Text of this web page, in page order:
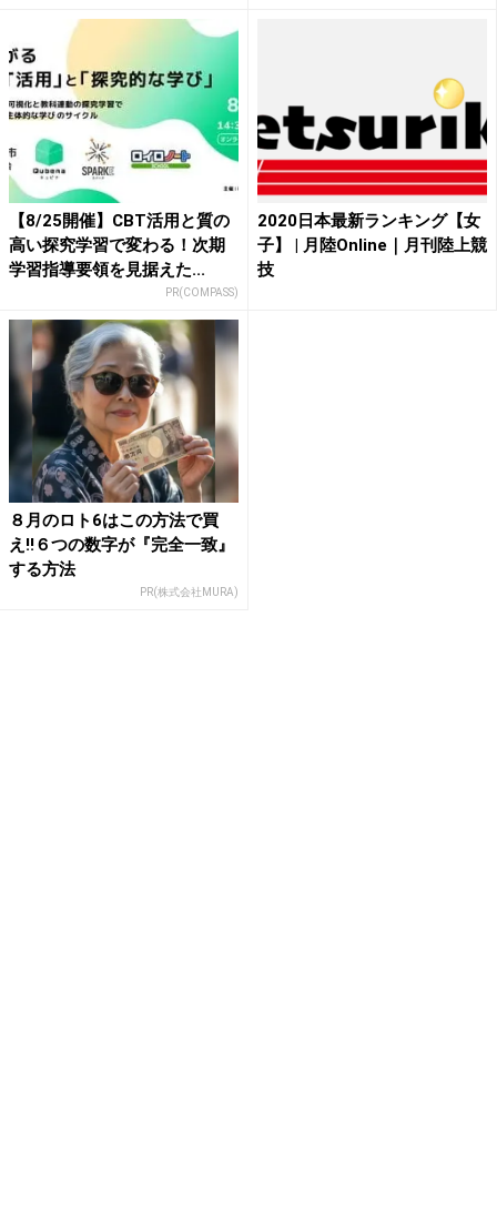
【8/25開催】CBT活用と質の
高い探究学習で変わる！次期
学習指導要領を見据えた...
PR(COMPASS)
2020日本最新ランキング【女
子】 | 月陸Online｜月刊陸上競
技
８月のロト6はこの方法で買
え!!６つの数字が『完全一致』
する方法
PR(株式会社MURA)